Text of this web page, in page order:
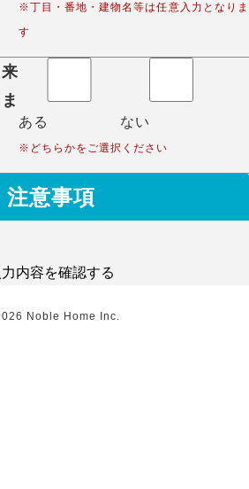
※丁目・番地・建物名等は任意入力となりま
す
ある ない
※どちらかをご選択ください
注意事項
力内容を確認する
Noble Home Inc.